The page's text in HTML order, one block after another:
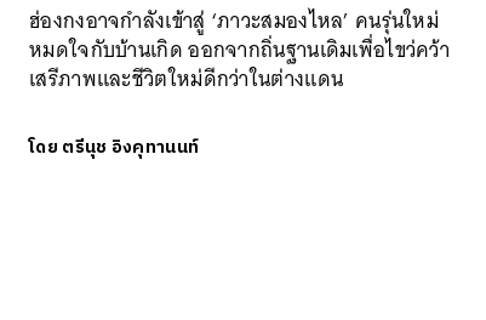
ฮ่องกงอาจกำลังเข้าสู่ ‘ภาวะสมองไหล’ คนรุ่นใหม่
หมดใจกับบ้านเกิด ออกจากถิ่นฐานเดิมเพื่อไขว่คว้า
เสรีภาพและชีวิตใหม่ดีกว่าในต่างแดน
โดย ตรีนุช อิงคุทานนท์